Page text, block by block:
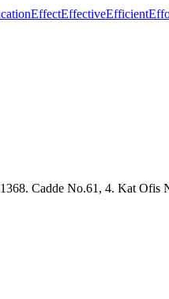
EffectEffectiveEfficient
Cadde No.61, 4. Kat